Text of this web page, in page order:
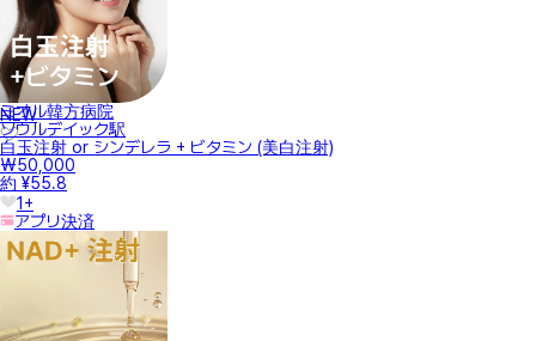
NEW
ミオル韓方病院
ソウルデイック駅
白玉注射 or シンデレラ + ビタミン (美白注射)
₩50,000
約 ¥55.8
1+
アプリ決済